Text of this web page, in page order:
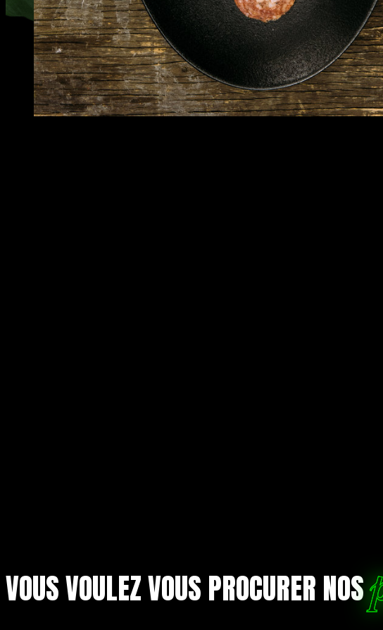
VOUS VOULEZ VOUS PROCURER NOS